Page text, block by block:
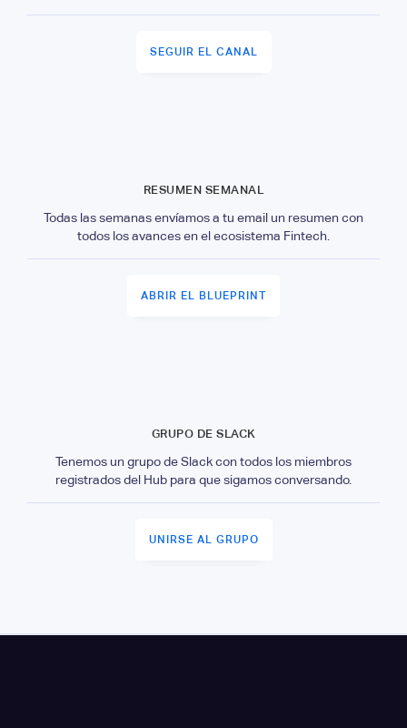
SEGUIR EL CANAL
RESUMEN SEMANAL
Todas las semanas envíamos a tu email un resumen con
todos los avances en el ecosistema Fintech.
ABRIR EL BLUEPRINT
GRUPO DE SLACK
Tenemos un grupo de Slack con todos los miembros
registrados del Hub para que sigamos conversando.
UNIRSE AL GRUPO